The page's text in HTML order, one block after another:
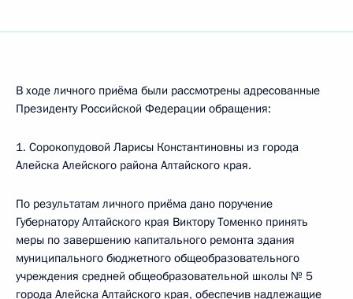
В ходе личного приёма были рассмотрены адресованные
Президенту Российской Федерации обращения:
1. Сорокопудовой Ларисы Константиновны из города
Алейска Алейского района Алтайского края.
По результатам личного приёма дано поручение
Губернатору Алтайского края Виктору Томенко принять
меры по завершению капитального ремонта здания
муниципального бюджетного общеобразовательного
учреждения средней общеобразовательной школы № 5
города Алейска Алтайского края, обеспечив надлежащие